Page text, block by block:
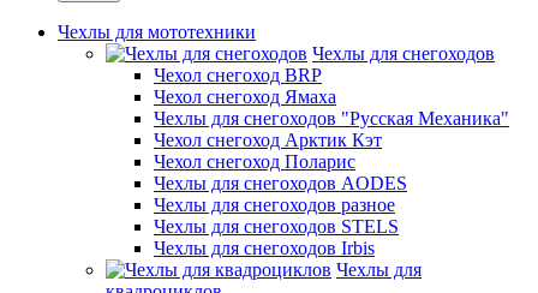
Чехлы для мототехники
Чехлы для снегоходов
Чехол снегоход BRP
Чехол снегоход Ямаха
Чехлы для снегоходов "Русская Механика"
Чехол снегоход Арктик Кэт
Чехол снегоход Поларис
Чехлы для снегоходов AODES
Чехлы для снегоходов разное
Чехлы для снегоходов STELS
Чехлы для снегоходов Irbis
Чехлы для